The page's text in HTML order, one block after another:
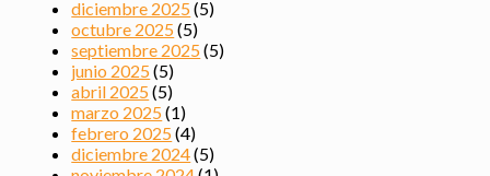
diciembre 2025(5)
octubre 2025(5)
septiembre 2025(5)
junio 2025(5)
abril 2025(5)
marzo 2025(1)
febrero 2025(4)
diciembre 2024(5)